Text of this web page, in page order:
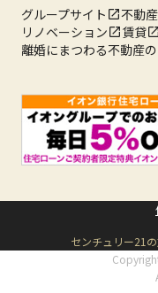
グループサイト
不動
リノベーション
賃貸
離婚にまつわる不動産
センチュリー21